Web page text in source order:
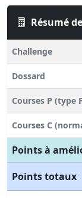
Résumé
Challenge
Dossard
Courses P (type
Courses C
Points à
Points totaux